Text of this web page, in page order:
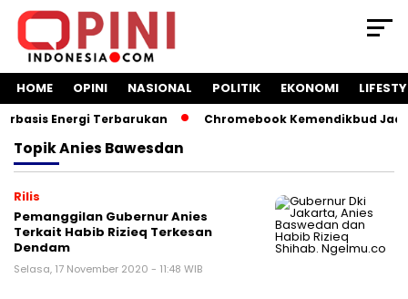
HOME OPINI NASIONAL POLITIK EKONOMI
Energi Terbarukan Chromebook Kemendikbud Jadi
TopikAnies Bawesdan
Rilis
Pemanggilan Gubernur Anies
Terkait Habib Rizieq Terkesan
Dendam
Selasa, 17 November 2020 - 11:48 WIB